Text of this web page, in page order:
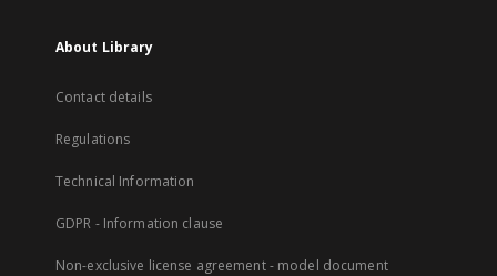
About Library
Contact details
Regulations
Technical Information
GDPR - Information clause
Non-exclusive license agreement - model document